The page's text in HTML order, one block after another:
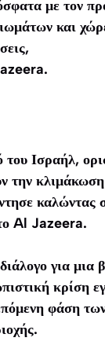
με τον
και
Ισραήλ,
την
καλώντας
Al Jazeera.
για μια
κρίση
φάση